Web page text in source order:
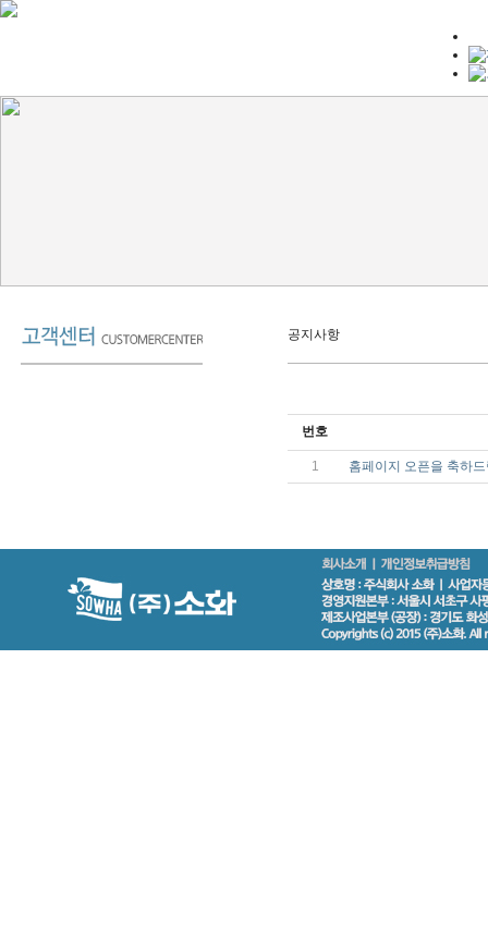
공지사항
번호
1 홈페이지 오픈을 축하